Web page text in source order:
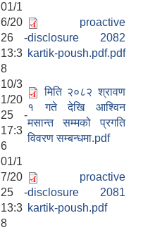
01/1
6/20
26 -
13:3
8
proactive
disclosure 2082
kartik-poush.pdf.pdf
10/3
1/20
25 -
17:3
6
मिति २०८२ श्रावण
१ गते देखि आश्विन
मसान्त सम्मको प्रगति
विवरण सम्बन्धमा.pdf
01/1
7/20
25 -
13:3
8
proactive
disclosure 2081
kartik-poush.pdf